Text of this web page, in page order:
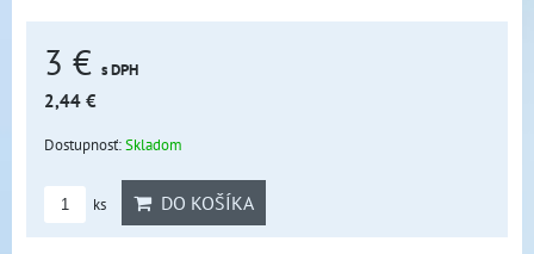
3 € s DPH
2,44 €
Dostupnosť:Skladom
ks DO KOŠÍKA